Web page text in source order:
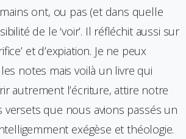
ont, ou pas (et dans quelle
de le ‘voir’. Il réfléchit aussi sur
et d’expiation. Je ne peux
notes mais voilà un livre qui
autrement l’écriture, attire notre
que nous avions passés un
exégèse et théologie.